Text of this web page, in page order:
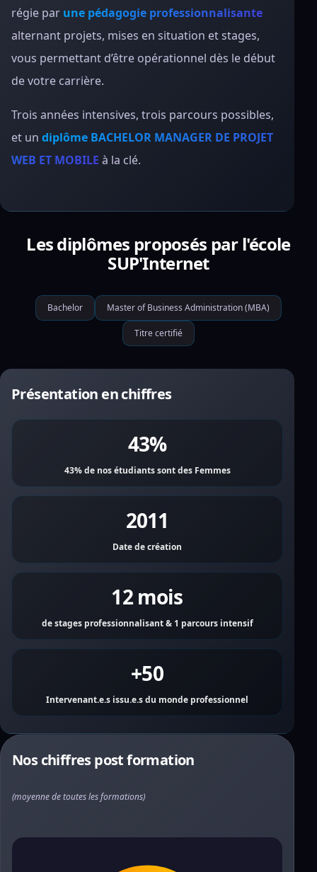
régie par une pédagogie professionnalisante
alternant projets, mises en situation et stages,
vous permettant d’être opérationnel dès le début
de votre carrière.
Trois années intensives, trois parcours possibles,
et un diplôme BACHELOR MANAGER DE PROJET
WEB ET MOBILE à la clé.
Les diplômes proposés par l'école
SUP'Internet
Bachelor Master of Business Administration (MBA)
Titre certifié
Présentation en chiffres
43%
43% de nos étudiants sont des Femmes
2011
Date de création
12 mois
de stages professionnalisant & 1 parcours intensif
+50
Intervenant.e.s issu.e.s du monde professionnel
Nos chiffres post formation
(moyenne de toutes les formations)